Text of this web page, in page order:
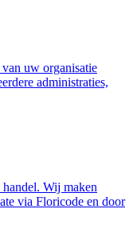
uw organisatie
administraties,
Wij maken
via Floricode en door